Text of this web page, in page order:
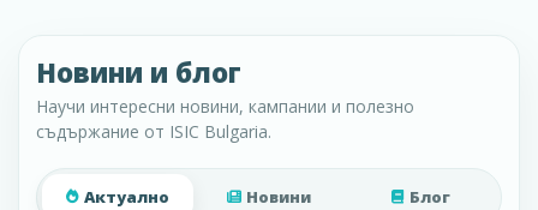
Новини и блог
Научи интересни новини, кампании и полезно
съдържание от ISIC Bulgaria.
Актуално Новини Блог